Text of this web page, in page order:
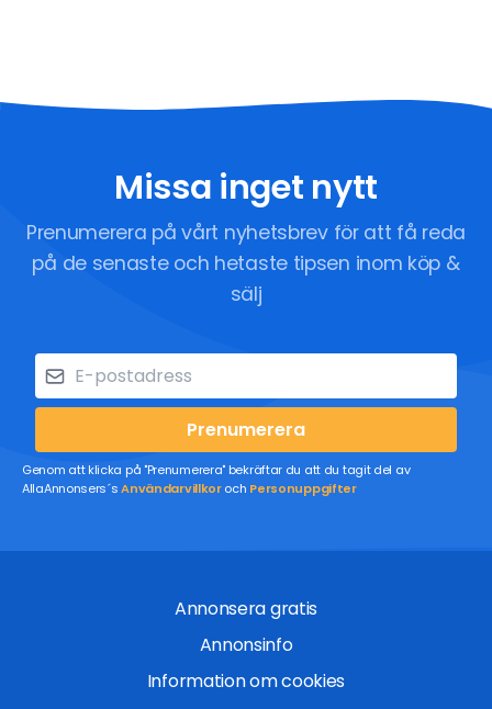
Missa inget nytt
Prenumerera på vårt nyhetsbrev för att få reda
på de senaste och hetaste tipsen inom köp &
sälj
Prenumerera
Genom att klicka på "Prenumerera" bekräftar du att du tagit del av
AllaAnnonsers´sAnvändarvillkoroch Personuppgifter
Annonsera gratis
Annonsinfo
Information om cookies